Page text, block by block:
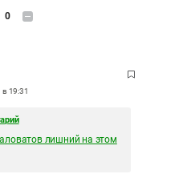
0
в 19:31
лишний на этом